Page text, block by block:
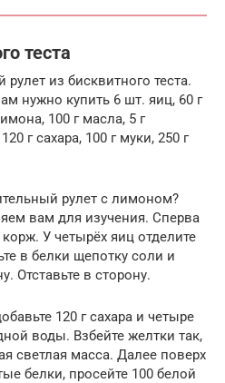
теста
из бисквитного теста.
нужно купить 6 шт. яиц, 60 г
100 г масла, 5 г
г сахара, 100 г муки, 250 г
рулет с лимоном?
вам для изучения. Сперва
У четырёх яиц отделите
в белки щепотку соли и
Отставьте в сторону.
120 г сахара и четыре
воды. Взбейте желтки так,
светлая масса. Далее поверх
белки, просейте 100 белой